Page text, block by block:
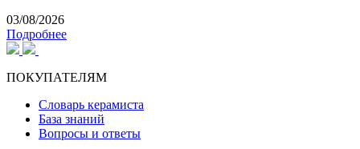
03/08/2026
Подробнее
ПОКУПАТЕЛЯМ
Словарь керамиста
База знаний
Вопросы и ответы